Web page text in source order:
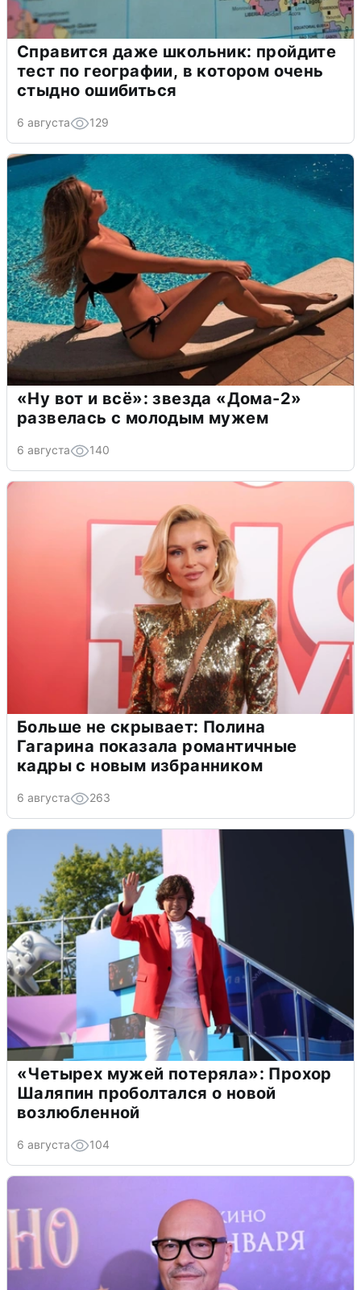
Справится даже школьник: пройдите
тест по географии, в котором очень
стыдно ошибиться
6 августа 129
«Ну вот и всё»: звезда «Дома-2»
развелась с молодым мужем
6 августа 140
Больше не скрывает: Полина
Гагарина показала романтичные
кадры с новым избранником
6 августа 263
«Четырех мужей потеряла»: Прохор
Шаляпин проболтался о новой
возлюбленной
6 августа 104